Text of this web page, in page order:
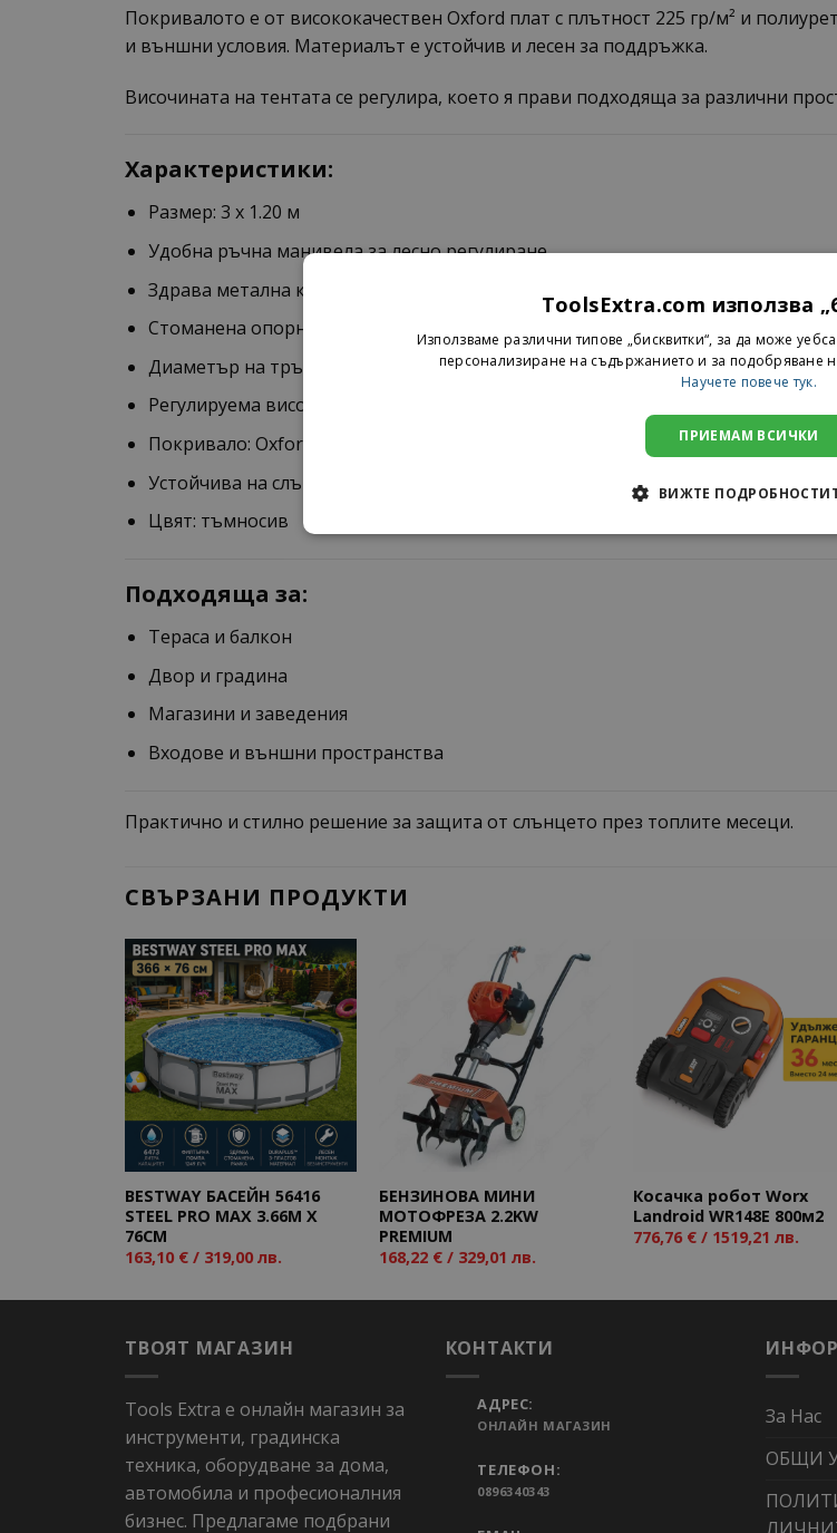
Покривалото е от висококачествен Oxford плат с плътност 225 гр/м² и
и външни условия. Материалът е устойчив и лесен за поддръжка.
Височината на тентата се регулира, което я прави подходяща за различни
Характеристики:
Размер: 3 x 1.20 м
Удобна ръчна манивела за лесно регулиране
Здрава метална конструкция
Стоманена опорна тръба
Диаметър на тръбата: 25 мм
Регулируема височина: от 227 до 317 см
Покривало: Oxford плат 225 гр/м² с PU покритие
Устойчива на слънце и външни условия
Цвят: тъмносив
Подходяща за:
Тераса и балкон
Двор и градина
Магазини и заведения
Входове и външни пространства
Практично и стилно решение за защита от слънцето през топлите месеци.
СВЪРЗАНИ ПРОДУКТИ
Add to
wishlist
BESTWAY БАСЕЙН 56416
STEEL PRO MAX 3.66M X
76CM
163,10 €/ 319,00 лв.
БЕНЗИНОВА МИНИ
МОТОФРЕЗА 2.2KW
PREMIUM
168,22 €/ 329,01 лв.
Add
Косачка робот Worx
Landroid WR148E 800м2
776,76 €/ 1519,21 лв.
ТВОЯТ МАГАЗИН
Tools Extra е онлайн магазин за
инструменти, градинска
техника, оборудване за дома,
автомобила и професионалния
бизнес. Предлагаме подбрани
КОНТАКТИ
АДРЕС:
ОНЛАЙН МАГАЗИН
ТЕЛЕФОН:
0896340343
За Нас
ОБЩИ
ToolsExtra.com използва
Използваме различни типове „бисквитки“, за да може
персонализиране на съдържанието и за подобряване
Научете повече тук.
ПРИЕМАМ ВСИЧКИ
ВИЖТЕ